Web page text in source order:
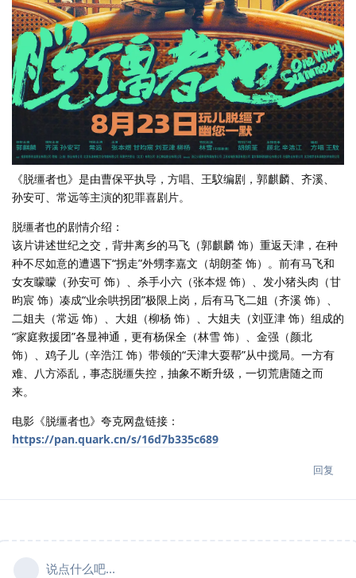
《脱缰者也》是由曹保平执导，方唱、王馼编剧，郭麒麟、齐溪、
孙安可、常远等主演的犯罪喜剧片。
脱缰者也的剧情介绍：
该片讲述世纪之交，背井离乡的马飞（郭麒麟 饰）重返天津，在种
种不尽如意的遭遇下“拐走”外甥李嘉文（胡朗荃 饰）。前有马飞和
女友矇矇（孙安可 饰）、杀手小六（张本煜 饰）、发小猪头肉（甘
昀宸 饰）凑成“业余哄拐团”极限上岗，后有马飞二姐（齐溪 饰）、
二姐夫（常远 饰）、大姐（柳杨 饰）、大姐夫（刘亚津 饰）组成的
“家庭救援团”各显神通，更有杨保全（林雪 饰）、金强（颜北
饰）、鸡子儿（辛浩江 饰）带领的“天津大耍帮”从中搅局。一方有
难、八方添乱，事态脱缰失控，抽象不断升级，一切荒唐随之而
来。
电影《脱缰者也》夸克网盘链接：
https://pan.quark.cn/s/16d7b335c689
回复
说点什么吧...